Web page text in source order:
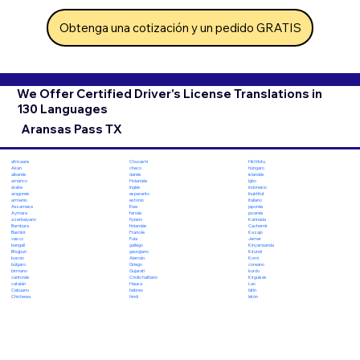
Obtenga una cotización y un pedido GRATIS
We Offer Certified Driver's License Translations in
130 Languages
Aransas Pass TX
africaans
Akan
albanés
amárico
árabe
aragonés
armenio
Assamese
Aymara
azerbaiyano
Bambara
Bashkir
vasco
bengalí
Bhojpuri
bosnio
búlgaro
birmano
cantonés
catalán
Cebuano
Chichewa
Chuvashi
checo
danés
Holandés
Inglés
esperanto
estonio
Ewe
feroés
fiyiano
finlandés
Francés
Fula
gallego
georgiano
Alemán
Griego
Gujarati
Criollo haitiano
Hausa
hebreo
hindi
Hiri Motu
húngaro
islandés
Igbo
indonesio
Inuktitut
italiano
japonés
javanés
Kannada
Cachemir
Kazajo
Jemer
Kinyarwanda
Kirundi
Komi
coreano
kurdo
Kirguises
Lao
latín
letón